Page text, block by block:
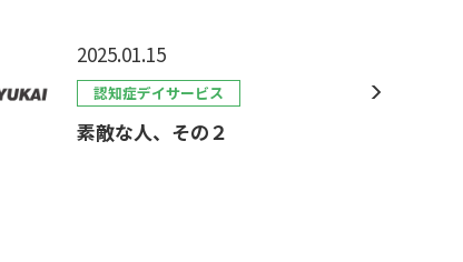
2025.01.15
認知症デイサービス
素敵な人、その２